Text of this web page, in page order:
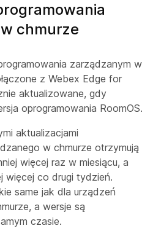
chmurze
zarządzanym w
z Webex Edge for
aktualizowane, gdy
oprogramowania RoomOS.
aktualizacjami
w chmurze otrzymują
więcej raz w miesiącu, a
więcej co drugi tydzień.
same jak dla urządzeń
a wersje są
czasie.